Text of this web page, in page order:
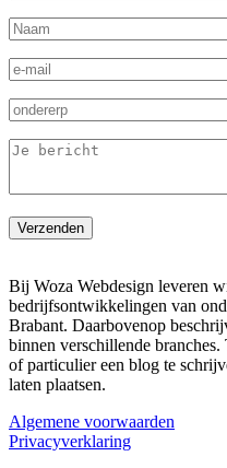
Bij Woza Webdesign leveren
bedrijfsontwikkelingen van
Brabant. Daarbovenop
binnen verschillende
of particulier een blog te
laten plaatsen.
Algemene voorwaarden
Privacyverklaring